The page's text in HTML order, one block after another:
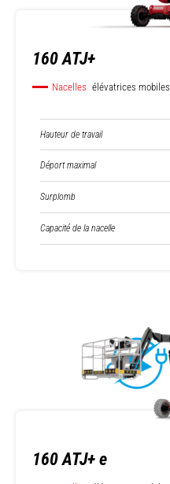
160 ATJ+
Nacelles élévatrices mobiles
Hauteur de travail
Déport maximal
Surplomb
Capacité de la nacelle
160 ATJ+ e